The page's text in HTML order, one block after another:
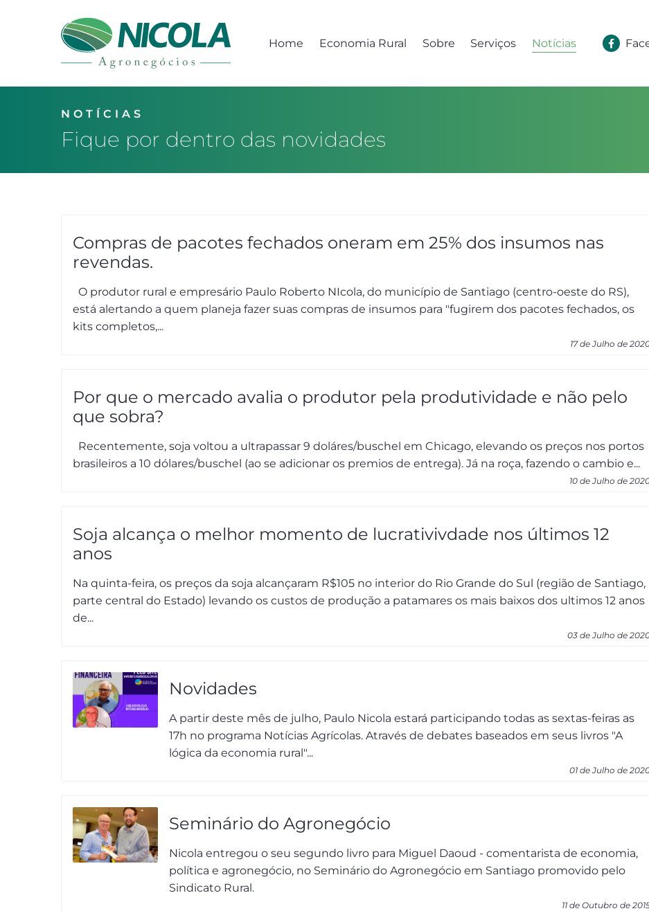
Home Economia Rural Sobre Serviços Notícias
NOTÍCIAS
Fique por dentro das novidades
Compras de pacotes fechados oneram em 25% dos insumos nas
revendas.
O produtor rural e empresário Paulo Roberto NIcola, do município de Santiago (centro-oeste do RS),
está alertando a quem planeja fazer suas compras de insumos para "fugirem dos pacotes fechados, os
kits completos,...
17 de Julho de
Por que o mercado avalia o produtor pela produtividade e não pelo
que sobra?
Recentemente, soja voltou a ultrapassar 9 doláres/buschel em Chicago, elevando os preços nos portos
brasileiros a 10 dólares/buschel (ao se adicionar os premios de entrega). Já na roça, fazendo o cambio e...
10 de Julho de
Soja alcança o melhor momento de lucrativivdade nos últimos 12
anos
Na quinta-feira, os preços da soja alcançaram R$105 no interior do Rio Grande do Sul (região de Santiago,
parte central do Estado) levando os custos de produção a patamares os mais baixos dos ultimos 12 anos
de...
03 de Julho de
Novidades
A partir deste mês de julho, Paulo Nicola estará participando todas as sextas-feiras as
17h no programa Notícias Agrícolas. Através de debates baseados em seus livros "A
lógica da economia rural"...
01 de Julho de
Seminário do Agronegócio
Nicola entregou o seu segundo livro para Miguel Daoud - comentarista de economia,
política e agronegócio, no Seminário do Agronegócio em Santiago promovido pelo
Sindicato Rural.
11 de Outubro de